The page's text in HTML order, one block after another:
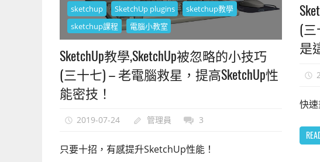
sketchup SketchUp plugins
sketchup教學
sketchup課程
電腦小教室
SketchUp教學,SketchUp被忽略的小技巧
(三十七) – 老電腦救星，提高SketchUp性
能密技！
2019-07-24 管理員 3
只要十招，有感提升SketchUp性能！
(
是
快